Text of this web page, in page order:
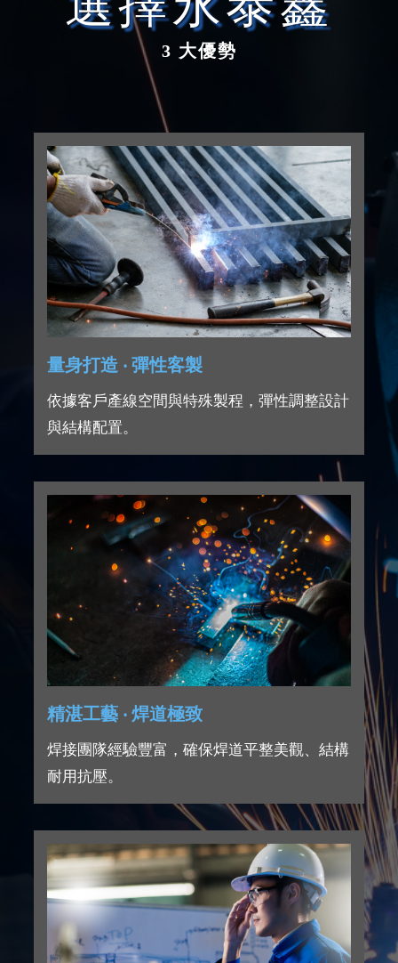
3 大優勢
量身打造 ‧ 彈性客製
依據客戶產線空間與特殊製程，彈性調整設計
與結構配置。
精湛工藝 ‧ 焊道極致
焊接團隊經驗豐富，確保焊道平整美觀、結構
耐用抗壓。